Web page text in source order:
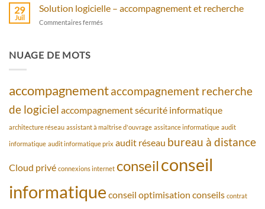
bureau
assistance
piratage
29
Juil
Solution logicielle – accompagnement et recherche
Commentaires fermés
NUAGE DE MOTS
accompagnementaccompagnement recherche
de logiciel accompagnement sécurité informatique
architecture réseau assistant à maîtrise d'ouvrage assitance informatique audit
informatique audit informatique prix audit réseau bureau à distance
Cloud privé connexions internet conseilconseil
informatique conseil optimisation conseils contrat